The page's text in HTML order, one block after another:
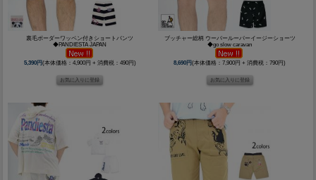
裏毛ボーダーワッペン付きショートパンツ
◆PANDIESTA JAPAN
5,390円(本体価格：4,900円 + 消費税：490円)
ブッチャー総柄 ウーパールーパーイージーショーツ
◆go slow caravan
8,690円(本体価格：7,900円 + 消費税：790円)